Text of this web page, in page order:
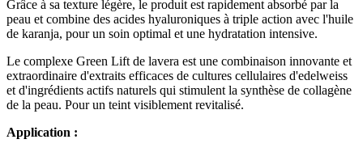
Grâce à sa texture légère, le produit est rapidement absorbé par la
peau et combine des acides hyaluroniques à triple action avec l'huile
de karanja, pour un soin optimal et une hydratation intensive.
Le complexe Green Lift de lavera est une combinaison innovante et
extraordinaire d'extraits efficaces de cultures cellulaires d'edelweiss
et d'ingrédients actifs naturels qui stimulent la synthèse de collagène
de la peau. Pour un teint visiblement revitalisé.
Application :